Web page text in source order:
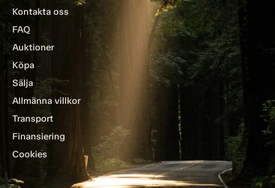
Kontakta oss
FAQ
Auktioner
Köpa
Sälja
Allmänna villkor
Transport
Finansiering
Cookies